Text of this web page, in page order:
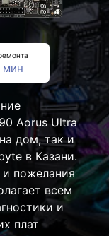
мин
Aorus Ultra
дом, так и
в Казани.
пожелания
всем
и
плат